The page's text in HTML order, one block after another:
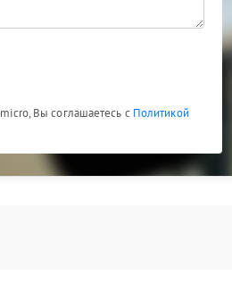
Вы соглашаетесь с Политикой